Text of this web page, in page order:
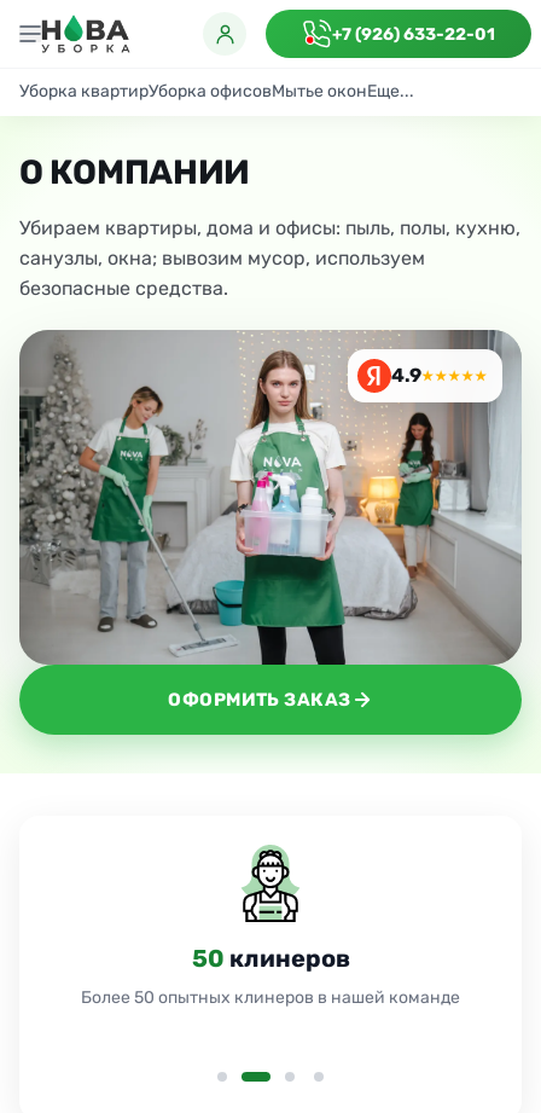
+7 (926) 633-22-01
Уборка квартирУборка офисовМытье оконЕще...
О КОМПАНИИ
Убираем квартиры, дома и офисы: пыль, полы, кухню,
санузлы, окна; вывозим мусор, используем
безопасные средства.
ОФОРМИТЬ ЗАКАЗ
4.9★★★★★
50 клинеров
Более 50 опытных клинеров в нашей команде